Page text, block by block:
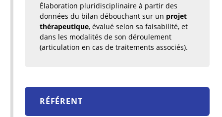
Élaboration pluridisciplinaire à partir des
données du bilan débouchant sur un projet
thérapeutique, évalué selon sa faisabilité, et
dans les modalités de son déroulement
(articulation en cas de traitements associés).
RÉFÉRENT